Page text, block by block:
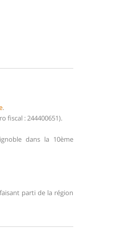
.
fiscal : 244400651).
dans la 10ème
parti de la région